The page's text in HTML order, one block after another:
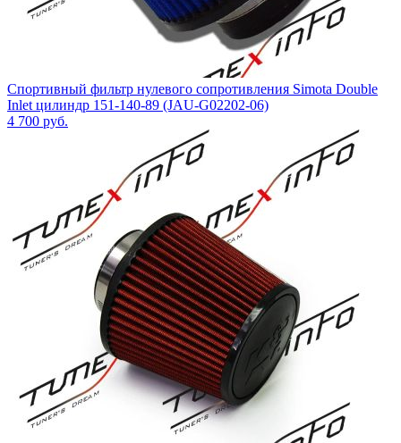
Спортивный фильтр нулевого сопротивления Simota Double
Inlet цилиндр 151-140-89 (JAU-G02202-06)
4 700 руб.